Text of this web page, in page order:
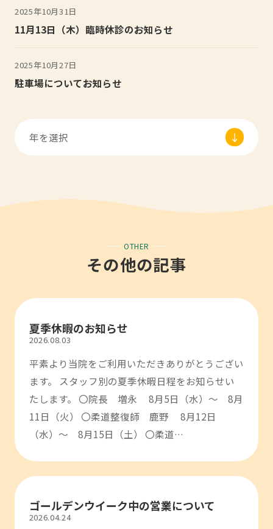
2025年10月31日
11月13日（木）臨時休診のお知らせ
2025年10月27日
駐車場についてお知らせ
OTHER
その他の記事
夏季休暇のお知らせ
2026.08.03
平素より当院をご利用いただきありがとうござい
ます。 スタッフ別の夏季休暇日程をお知らせい
たします。 〇院長 増永 8月5日（水）～ 8月
11日（火） 〇柔道整復師 鹿野 8月12日
（水）～ 8月15日（土） 〇柔道…
ゴールデンウイーク中の営業について
2026.04.24